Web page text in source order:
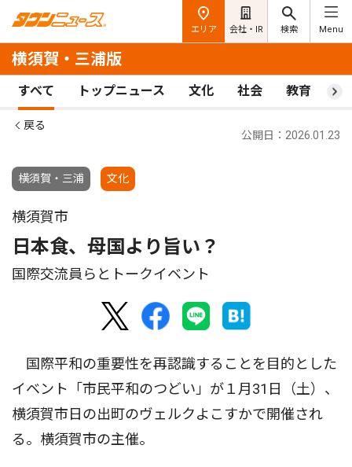
エリア 会社・IR 検索 Menu
横須賀・三浦版
すべて トップニュース 文化 社会 教育 ス
戻る
横須賀・三浦 文化
公開日：2026.01.23
横須賀市
日本食、母国より旨い？
国際交流員らとトークイベント
国際平和の重要性を再認識することを目的とした
イベント「市民平和のつどい」が１月31日（土）、
横須賀市日の出町のヴェルクよこすかで開催され
る。横須賀市の主催。